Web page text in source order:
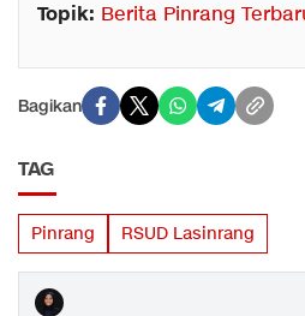
Topik: Berita Pinrang
Bagikan
TAG
Pinrang RSUD Lasinrang